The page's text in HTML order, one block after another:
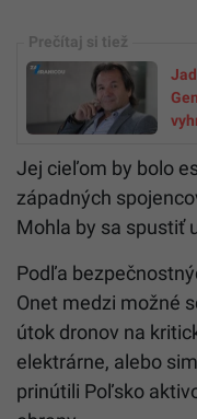
Jej cieľom by bolo
západných
Mohla by sa spustiť
Podľa
Onet medzi možné
útok dronov na
elektrárne, alebo
prinútili Poľsko